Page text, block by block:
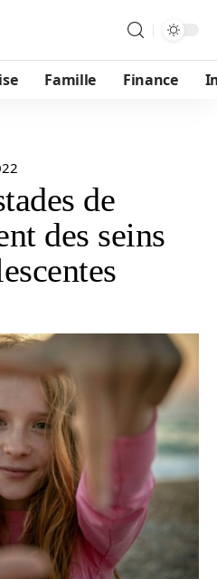
Famille Finance
de
des seins